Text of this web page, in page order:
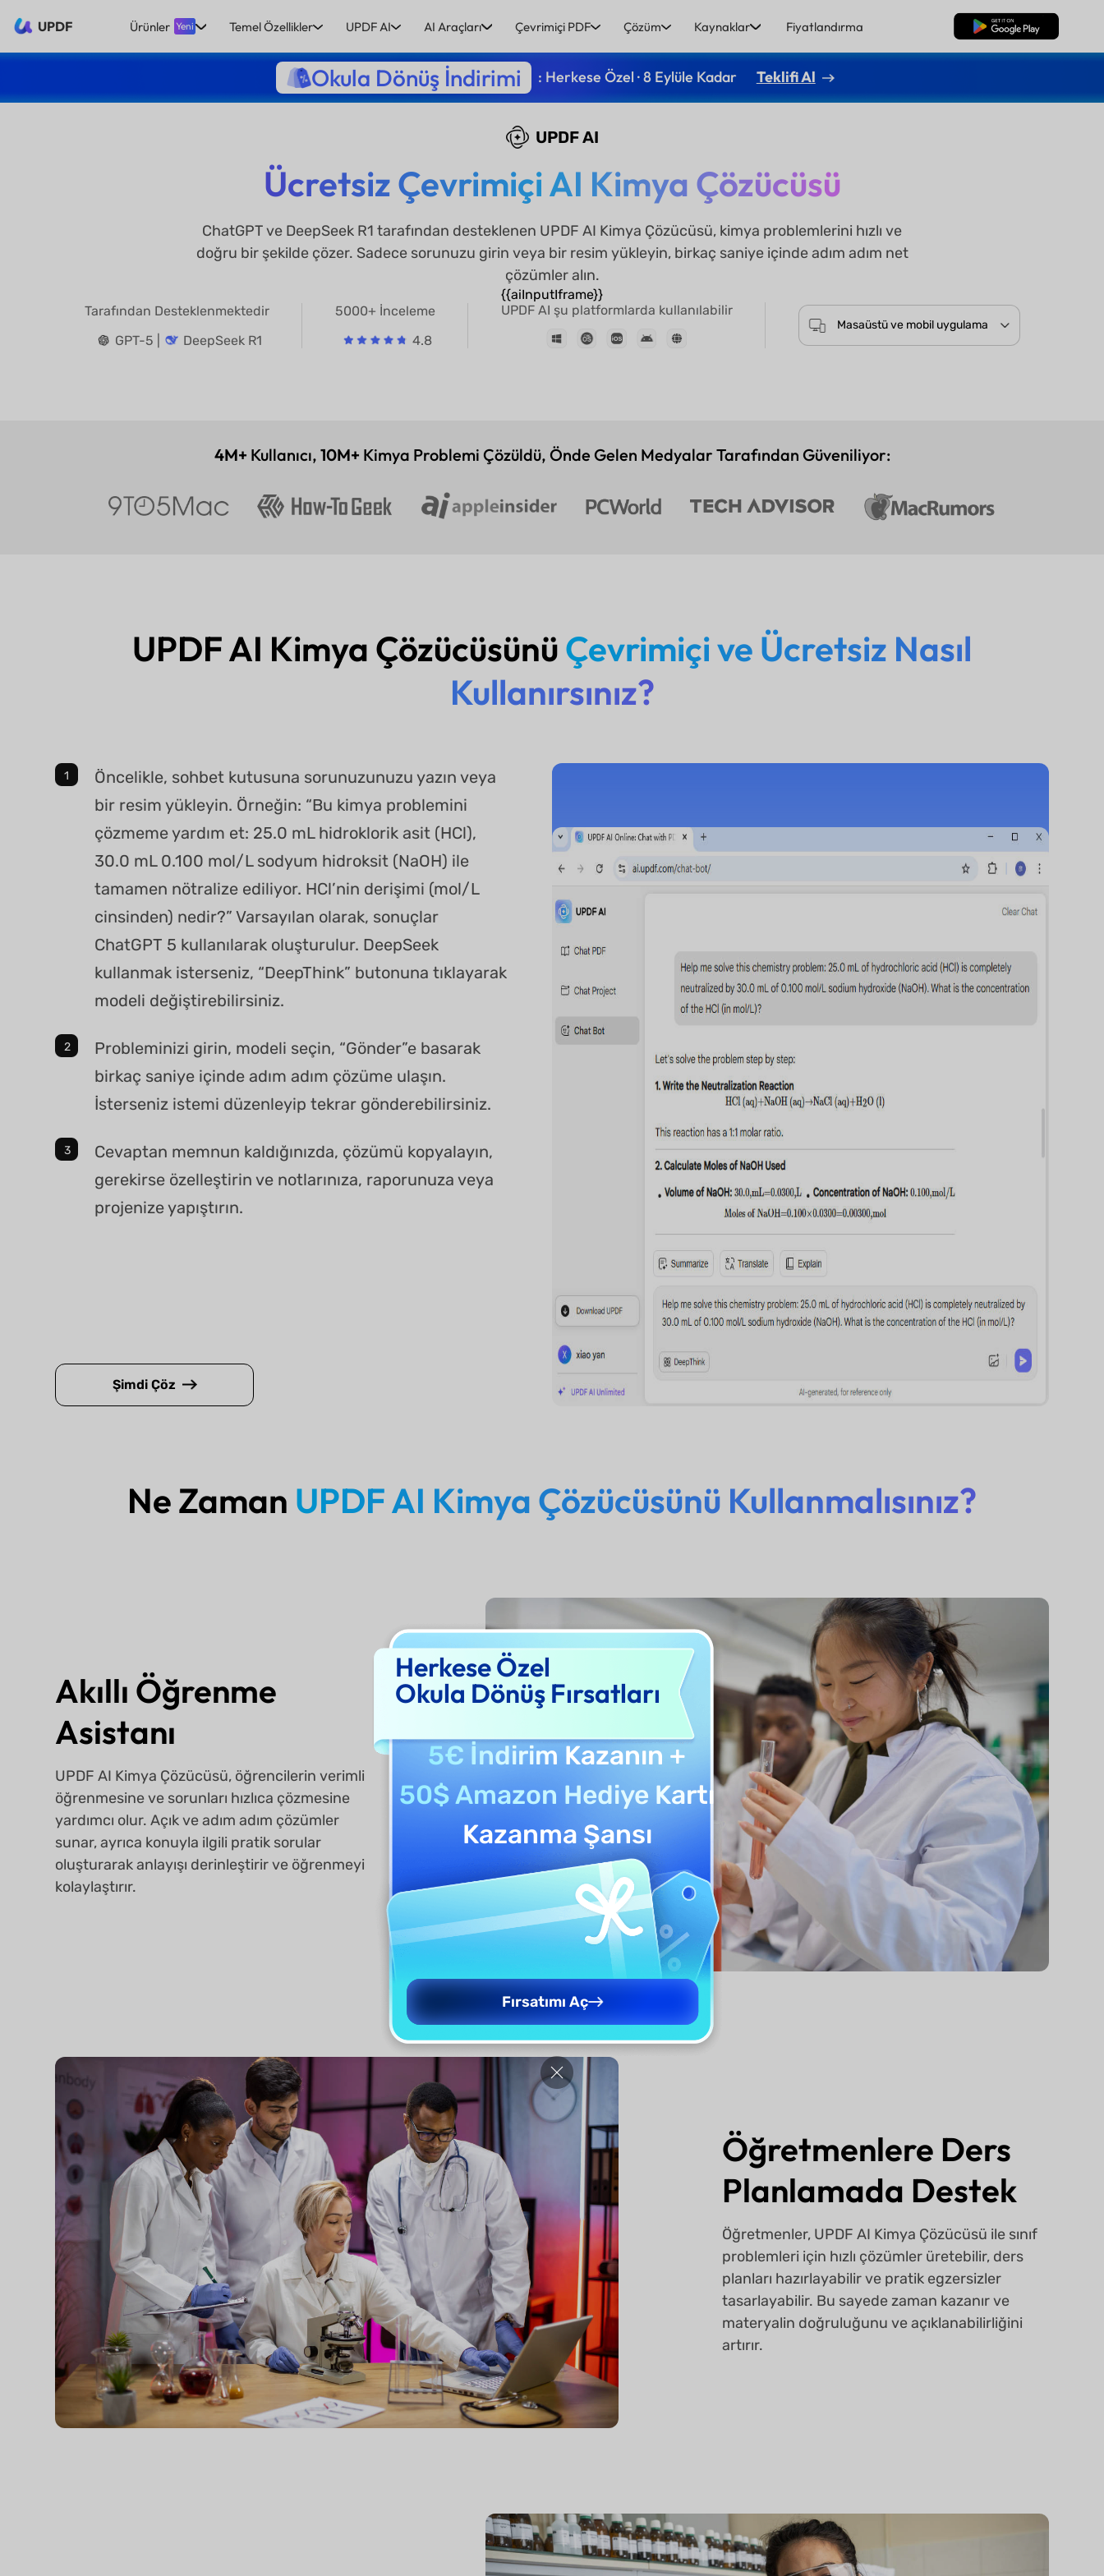
UPDF Ürünler Yeni Temel Özellikler UPDF AI AI Araçları Çevrimiçi PDF Çözüm Kaynaklar Fiyatlandırma Ücretsiz İndirme
Okula Dönüş İndirimi : Herkese Özel · 8 Eylüle Kadar Teklifi Al
UPDF AI
Ücretsiz Çevrimiçi AI Kimya Çözücüsü
ChatGPT ve DeepSeek R1 tarafından desteklenen UPDF AI Kimya Çözücüsü, kimya problemlerini hızlı ve
doğru bir şekilde çözer. Sadece sorunuzu girin veya bir resim yükleyin, birkaç saniye içinde adım adım net
çözümler alın.
{{aiInputIframe}}
Tarafından Desteklenmektedir
GPT-5 |
DeepSeek R1
5000+ İnceleme
4.8
UPDF AI şu platformlarda kullanılabilir
Masaüstü ve mobil uygulama
4M+ Kullanıcı, 10M+ Kimya Problemi Çözüldü, Önde Gelen Medyalar Tarafından Güveniliyor:
UPDF AI Kimya ÇözücüsünüÇevrimiçi ve Ücretsiz Nasıl
Kullanırsınız?
Öncelikle, sohbet kutusuna sorunuzunuzu yazın veya
bir resim yükleyin. Örneğin: “Bu kimya problemini
çözmeme yardım et: 25.0 mL hidroklorik asit (HCl),
30.0 mL 0.100 mol/L sodyum hidroksit (NaOH) ile
tamamen nötralize ediliyor. HCl’nin derişimi (mol/L
cinsinden) nedir?” Varsayılan olarak, sonuçlar
ChatGPT 5 kullanılarak oluşturulur. DeepSeek
kullanmak isterseniz, “DeepThink” butonuna tıklayarak
modeli değiştirebilirsiniz.
Probleminizi girin, modeli seçin, “Gönder”e basarak
birkaç saniye içinde adım adım çözüme ulaşın.
İsterseniz istemi düzenleyip tekrar gönderebilirsiniz.
Cevaptan memnun kaldığınızda, çözümü kopyalayın,
gerekirse özelleştirin ve notlarınıza, raporunuza veya
projenize yapıştırın.
Şimdi Çöz
Ne Zaman UPDF AI Kimya Çözücüsünü Kullanmalısınız?
Akıllı Öğrenme
Asistanı
UPDF AI Kimya Çözücüsü, öğrencilerin verimli
öğrenmesine ve sorunları hızlıca çözmesine
yardımcı olur. Açık ve adım adım çözümler
sunar, ayrıca konuyla ilgili pratik sorular
oluşturarak anlayışı derinleştirir ve öğrenmeyi
kolaylaştırır.
Öğretmenlere Ders
Planlamada Destek
Öğretmenler, UPDF AI Kimya Çözücüsü ile sınıf
problemleri için hızlı çözümler üretebilir, ders
planları hazırlayabilir ve pratik egzersizler
tasarlayabilir. Bu sayede zaman kazanır ve
materyalin doğruluğunu ve açıklanabilirliğini
artırır.
Herkese Özel
Okula Dönüş Fırsatları
5€ İndirim Kazanın +
50$ Amazon Hediye Kartı
Kazanma Şansı
Fırsatımı Aç